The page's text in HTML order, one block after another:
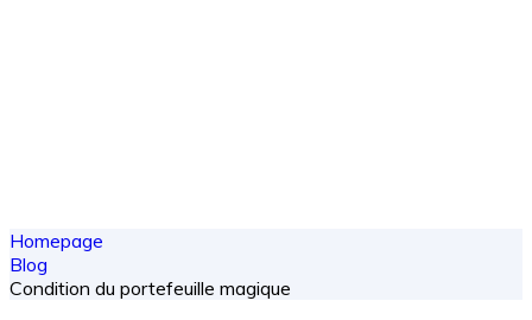
Homepage
Blog
Condition du portefeuille magique